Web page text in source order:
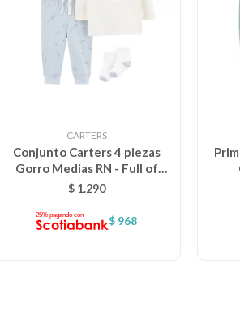
CARTERS
Conjunto Carters 4 piezas
Gorro Medias RN - Full of
Wonder Celeste aviones
$ 1.290
$ 968